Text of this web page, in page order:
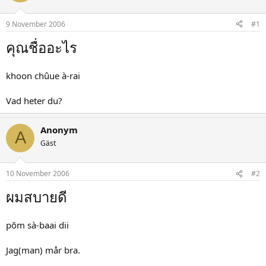
9 November 2006 #1
คุณชื่ออะไร
khoon chûue à-rai
Vad heter du?
A Anonym
Gäst
10 November 2006 #2
ผมสบายดี
pŏm sà-baai dii
Jag(man) mår bra.